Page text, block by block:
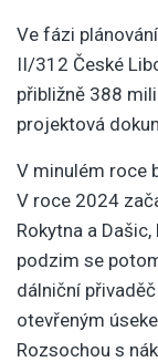
Ve fázi
II/312 České
přibližně 388
projektová
V minulém roce
V roce 2024
Rokytna a
podzim se
dálniční
otevřeným
Rozsochou s